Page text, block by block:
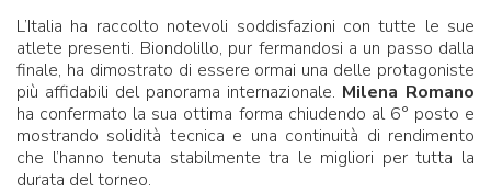
L’Italia ha raccolto notevoli soddisfazioni con tutte le sue
atlete presenti. Biondolillo, pur fermandosi a un passo dalla
finale, ha dimostrato di essere ormai una delle protagoniste
più affidabili del panorama internazionale. Milena Romano
ha confermato la sua ottima forma chiudendo al 6° posto e
mostrando solidità tecnica e una continuità di rendimento
che l’hanno tenuta stabilmente tra le migliori per tutta la
durata del torneo.